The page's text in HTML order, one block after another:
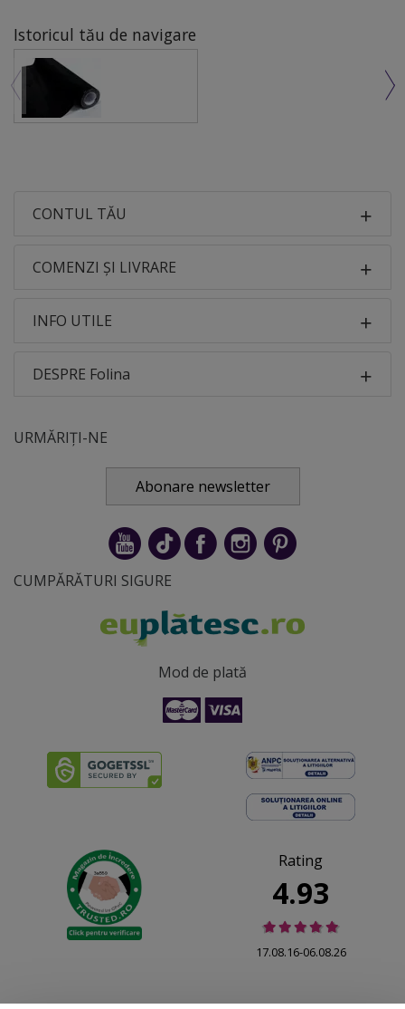
Istoricul tău de navigare
CONTUL TĂU
COMENZI ȘI LIVRARE
INFO UTILE
DESPRE Folina
URMĂRIȚI-NE
Abonare newsletter
CUMPĂRĂTURI SIGURE
Mod de plată
Rating
4.93
17.08.16-06.08.26